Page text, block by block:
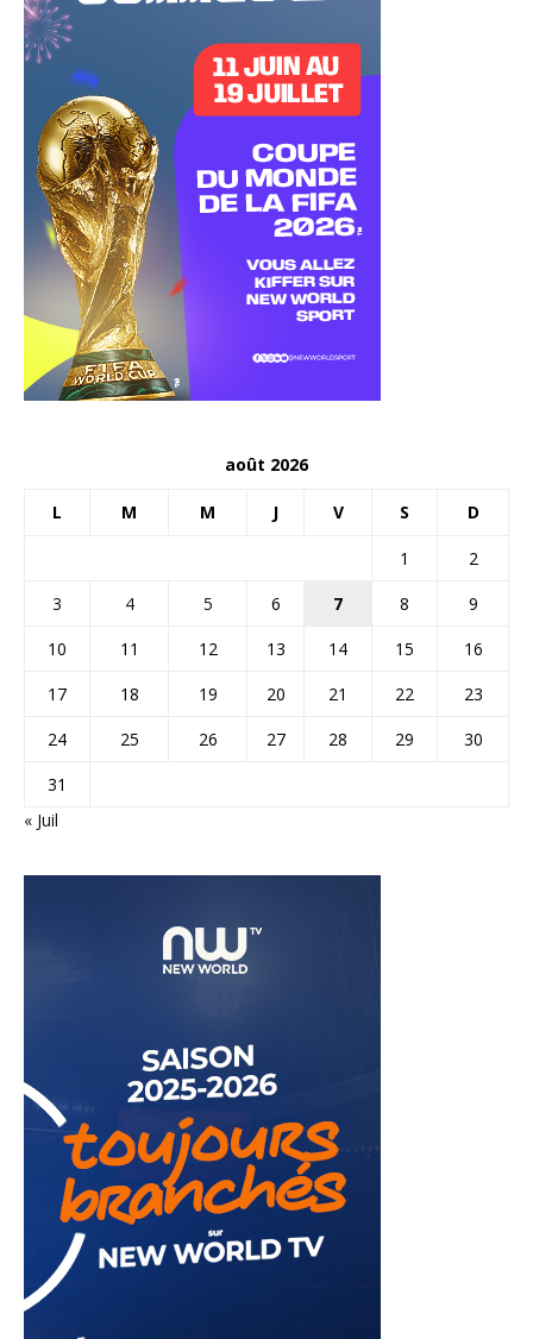
août 2026
L M M J V S D
1
2
3
4 5 6 7 8
9
10
11 12 13 14 15
16
17
18 19 20 21 22
23
24
25 26 27 28 29
30
31
« Juil